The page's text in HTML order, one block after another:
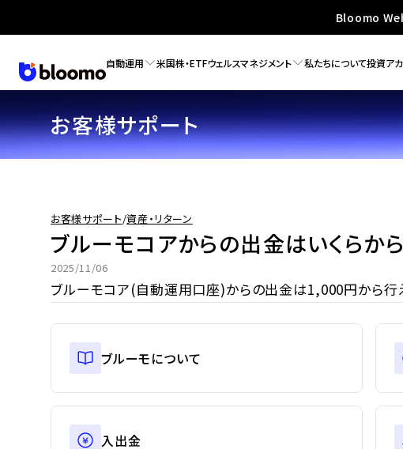
お客様サポート
お客様サポート/資産・リターン
ブルーモコアからの出金はいくらか
2025/11/06
ブルーモコア(自動運用口座)からの出金は1,000円から行
ブルーモについて
入出金
Bloomo
自動運用 米国株・ETFウェルスマネジメント 私たちについて投資ア